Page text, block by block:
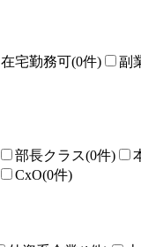
在宅勤務可(0件) 副
部長クラス(0件)
CxO(0件)